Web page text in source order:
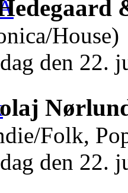
House)
den 22.
Folk,
den 22.